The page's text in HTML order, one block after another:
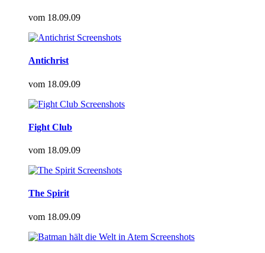
vom 18.09.09
Antichrist
vom 18.09.09
Fight Club
vom 18.09.09
The Spirit
vom 18.09.09